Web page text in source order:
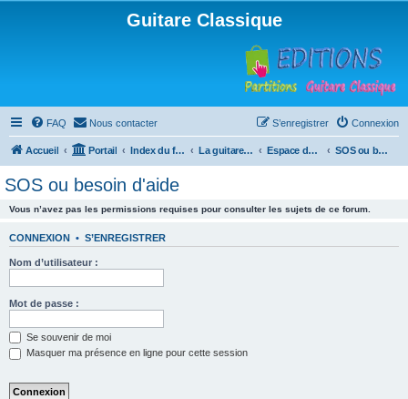
Guitare Classique
FAQ Nous contacter Connexion
S’enregistrer
Accueil Portail Index du forum La guitare : instrument, cours et théorie Espace débutants SOS ou besoin d'aide
SOS ou besoin d'aide
Vous n’avez pas les permissions requises pour consulter les sujets de ce forum.
CONNEXION • S’ENREGISTRER
Nom d’utilisateur :
Mot de passe :
Se souvenir de moi
Masquer ma présence en ligne pour cette session